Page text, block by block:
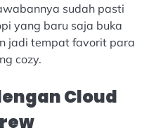
sudah pasti
yang baru saja buka
jadi tempat favorit para
cozy.
Cloud